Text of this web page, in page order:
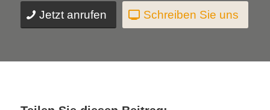
Jetzt anrufen Schreiben Sie uns